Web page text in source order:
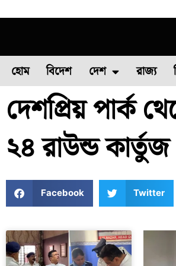
হোম বিদেশ দেশ
ফুল চাষ ফল চাষ
রাজ্য
দেশপ্রিয় পার্ক
২৪ রাউন্ড কার্তুজ
Facebook Twitter